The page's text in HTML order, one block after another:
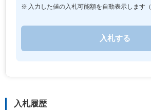
入力した値の入札可能額を自動表示します（
入札履歴